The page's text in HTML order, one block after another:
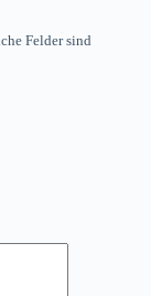
Felder sind